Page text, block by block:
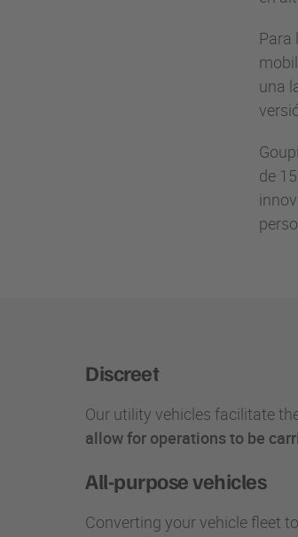
Para
una
de
Discreet
Our utility vehicles facilitate
allow for operations to be
All-purpose vehicles
Converting your vehicle fleet